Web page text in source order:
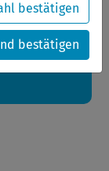
ab dem
bestätigen
bestätigen